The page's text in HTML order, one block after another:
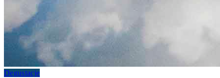
Degustacje